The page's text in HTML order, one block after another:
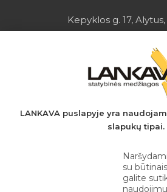
Kepyklos g. 17, Alytus,
Įmonės kodas:
PVM mokėtojo kodas:
A.s.:
AB SEB bankas
+370 610 42
LANKAVA puslapyje yra
slapukų tipai.
su
galite
naudojimu